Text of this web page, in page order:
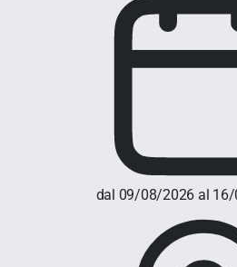
dal 09/08/2026 al